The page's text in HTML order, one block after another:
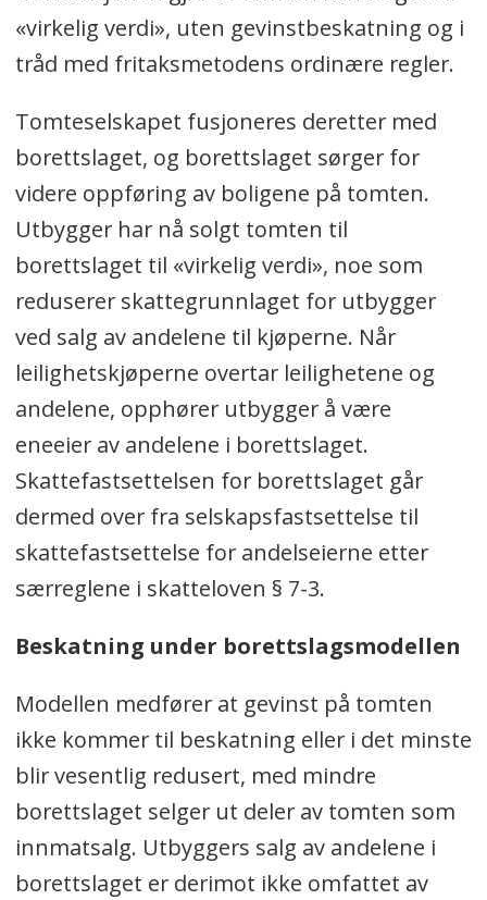
«virkelig verdi», uten gevinstbeskatning og i
tråd med fritaksmetodens ordinære regler.
Tomteselskapet fusjoneres deretter med
borettslaget, og borettslaget sørger for
videre oppføring av boligene på tomten.
Utbygger har nå solgt tomten til
borettslaget til «virkelig verdi», noe som
reduserer skattegrunnlaget for utbygger
ved salg av andelene til kjøperne. Når
leilighetskjøperne overtar leilighetene og
andelene, opphører utbygger å være
eneeier av andelene i borettslaget.
Skattefastsettelsen for borettslaget går
dermed over fra selskapsfastsettelse til
skattefastsettelse for andelseierne etter
særreglene i skatteloven § 7-3.
Beskatning under borettslagsmodellen
Modellen medfører at gevinst på tomten
ikke kommer til beskatning eller i det minste
blir vesentlig redusert, med mindre
borettslaget selger ut deler av tomten som
innmatsalg. Utbyggers salg av andelene i
borettslaget er derimot ikke omfattet av